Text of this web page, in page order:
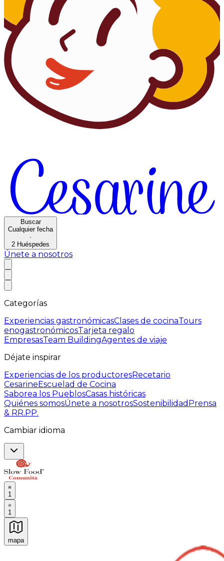
Buscar
Cualquier fecha
·
2 Huéspedes
Únete a nosotros
Categorías
Experiencias gastronómicasClases de cocinaTours
enogastronómicosTarjeta regalo
EmpresasTeam BuildingAgentes de viaje
Déjate inspirar
Experiencias de los productoresRecetario
CesarineEscuelad de Cocina
Saborea los PueblosCasas históricas
Quiénes somosÚnete a nosotrosSostenibilidad Prensa
& RR.PP.
Cambiar idioma
1
1
mapa
Experiencias culinarias inolvidables: Experiencias